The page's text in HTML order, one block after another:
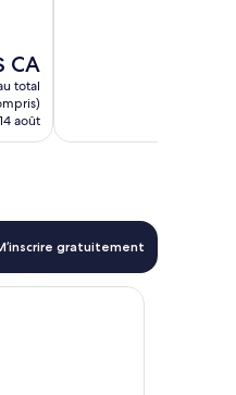
CA
total
août
gratuitement